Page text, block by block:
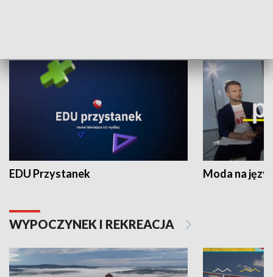
EDU Przystanek Moda na
WYPOCZYNEK I REKREACJA